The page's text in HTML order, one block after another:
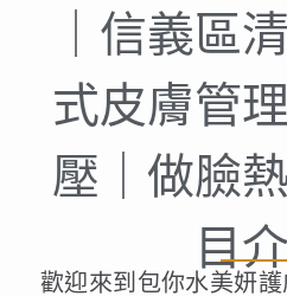
｜信義區
式皮膚管
壓｜做臉
目
歡迎來到包你水美妍